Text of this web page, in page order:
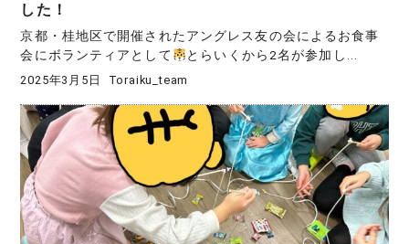
した！
京都・桂地区で開催されたアングレス友の会によるお食事
会にボランティアとして
とらいくから2名が参加し...
2025年3月5日 Toraiku_team